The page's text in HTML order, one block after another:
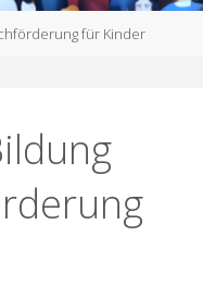
für Kinder